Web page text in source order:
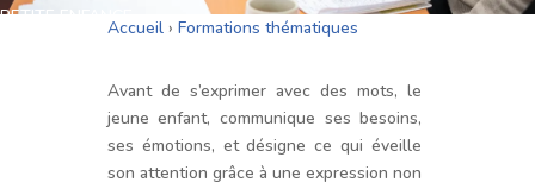
PETITE ENFANCE
Accueil› Formations thématiques
Avant de s’exprimer avec des mots, le
jeune enfant, communique ses besoins,
ses émotions, et désigne ce qui éveille
son attention grâce à une expression non